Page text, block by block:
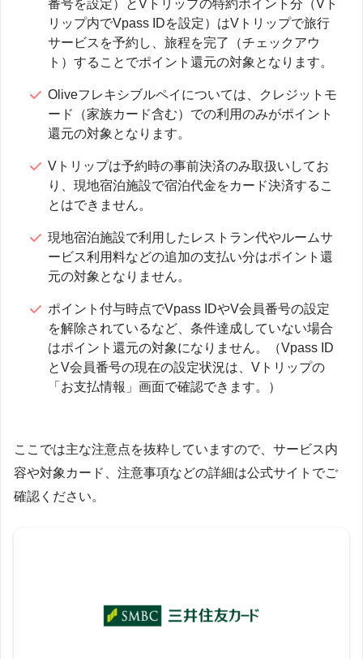
番号を設定）とVトリップの特約ポイント分（Vト
リップ内でVpass IDを設定）はVトリップで旅行
サービスを予約し、旅程を完了（チェックアウ
ト）することでポイント還元の対象となります。
Oliveフレキシブルペイについては、クレジットモ
ード（家族カード含む）での利用のみがポイント
還元の対象となります。
Vトリップは予約時の事前決済のみ取扱いしてお
り、現地宿泊施設で宿泊代金をカード決済するこ
とはできません。
現地宿泊施設で利用したレストラン代やルームサ
ービス利用料などの追加の支払い分はポイント還
元の対象となりません。
ポイント付与時点でVpass IDやV会員番号の設定
を解除されているなど、条件達成していない場合
はポイント還元の対象になりません。（Vpass ID
とV会員番号の現在の設定状況は、Vトリップの
「お支払情報」画面で確認できます。）
ここでは主な注意点を抜粋していますので、サービス内
容や対象カード、注意事項などの詳細は公式サイトでご
確認ください。